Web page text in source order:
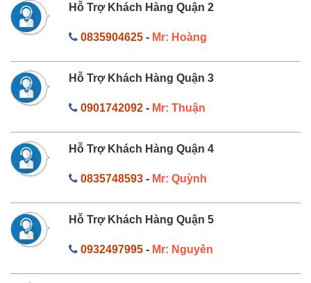
Hỗ Trợ Khách Hàng Quận 2
0835904625- Mr: Hoàng
Hỗ Trợ Khách Hàng Quận 3
0901742092- Mr: Thuận
Hỗ Trợ Khách Hàng Quận 4
0835748593- Mr: Quỳnh
Hỗ Trợ Khách Hàng Quận 5
0932497995- Mr: Nguyên